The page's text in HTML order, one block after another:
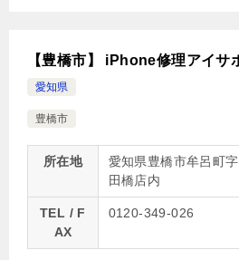
【豊橋市】 iPhone修理アイサ
愛知県
豊橋市
所在地
愛知県豊橋市牟呂町
田橋店内
TEL / F
AX
0120-349-026